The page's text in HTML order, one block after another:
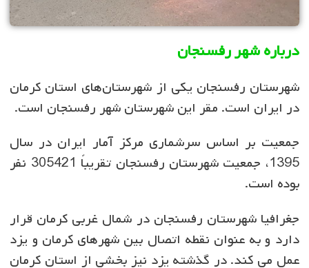
درباره شهر رفسنجان
شهرستان رفسنجان یکی از شهرستان‌های استان کرمان
در ایران است. مقر این شهرستان شهر رفسنجان است.
جمعیت بر اساس سرشماری مرکز آمار ایران در سال
1395، جمعیت شهرستان رفسنجان تقریباً 305421 نفر
بوده است.
جغرافیا شهرستان رفسنجان در شمال غربی کرمان قرار
دارد و به عنوان نقطه اتصال بین شهرهای کرمان و یزد
عمل می کند. در گذشته یزد نیز بخشی از استان کرمان